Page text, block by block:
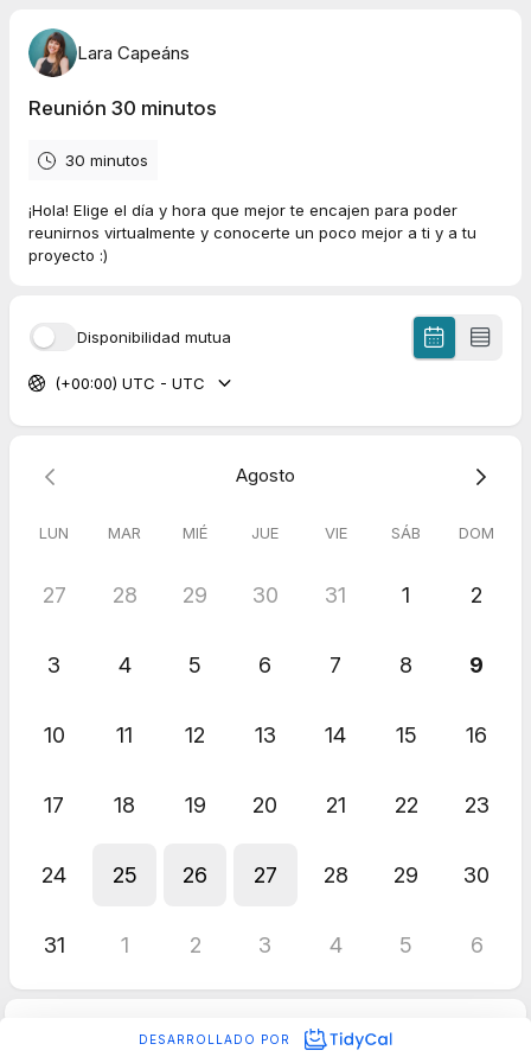
Lara Capeáns
Reunión 30 minutos
30 minutos
¡Hola! Elige el día y hora que mejor te encajen para poder
reunirnos virtualmente y conocerte un poco mejor a ti y a tu
proyecto :)
Disponibilidad mutua
(+00:00) UTC - UTC
Agosto
LUN MAR MIÉ JUE VIE SÁB DOM
27 28 29 30 31 1 2
3 4 5 6 7 8 9
10 11 12 13 14 15 16
17 18 19 20 21 22 23
24 25 26 27 28 29 30
31 1 2 3 4 5 6
DESARROLLADO POR